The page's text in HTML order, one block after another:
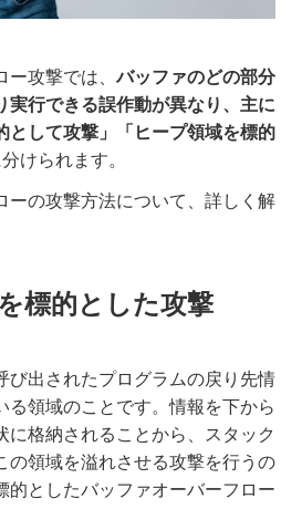
ー攻撃では、バッファのどの部分
実行できる誤作動が異なり、主に
として攻撃」「ヒープ領域を標的
けられます。
ーの攻撃方法について、詳しく解
標的とした攻撃
び出されたプログラムの戻り先情
る領域のことです。情報を下から
に格納されることから、スタック
の領域を溢れさせる攻撃を行うの
的としたバッファオーバーフロー